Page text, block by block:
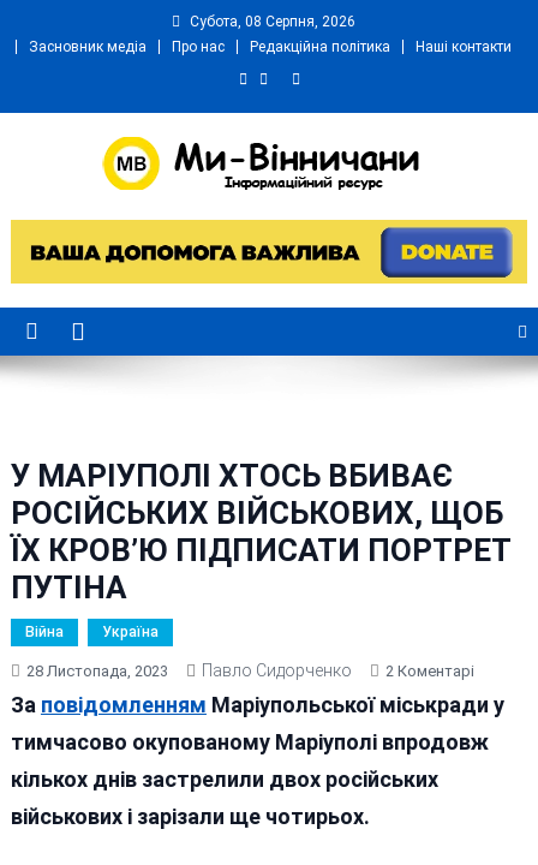
Субота, 08 Серпня, 2026
Засновник медіа
Про нас Редакційна політика Наші контакти
Ми Вінничани
У МАРІУПОЛІ ХТОСЬ ВБИВАЄ
РОСІЙСЬКИХ ВІЙСЬКОВИХ, ЩОБ
ЇХ КРОВ’Ю ПІДПИСАТИ ПОРТРЕТ
ПУТІНА
Війна Україна
28 Листопада, 2023 Павло Сидорченко 2 КоментаріДо
У
ХТОСЬ
За повідомленням Маріупольської міськради у
тимчасово окупованому Маріуполі впродовж
кількох днів застрелили двох російських
військових і зарізали ще чотирьох.